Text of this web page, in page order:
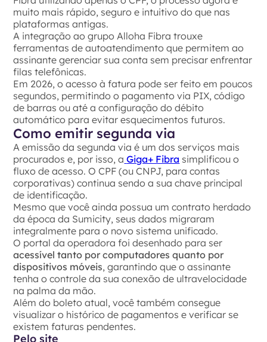
muito mais rápido, seguro e intuitivo do que nas
plataformas antigas.
A integração ao grupo Alloha Fibra trouxe
ferramentas de autoatendimento que permitem ao
assinante gerenciar sua conta sem precisar enfrentar
filas telefônicas.
Em 2026, o acesso à fatura pode ser feito em poucos
segundos, permitindo o pagamento via PIX, código
de barras ou até a configuração do débito
automático para evitar esquecimentos futuros.
Como emitir segunda via
A emissão da segunda via é um dos serviços mais
procurados e, por isso, a Giga+ Fibra simplificou o
fluxo de acesso. O CPF (ou CNPJ, para contas
corporativas) continua sendo a sua chave principal
de identificação.
Mesmo que você ainda possua um contrato herdado
da época da Sumicity, seus dados migraram
integralmente para o novo sistema unificado.
O portal da operadora foi desenhado para ser
acessível tanto por computadores quanto por
dispositivos móveis, garantindo que o assinante
tenha o controle da sua conexão de ultravelocidade
na palma da mão.
Além do boleto atual, você também consegue
visualizar o histórico de pagamentos e verificar se
existem faturas pendentes.
Pelo site